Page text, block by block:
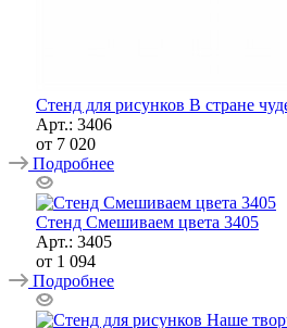
Стенд для рисунков В стране
Арт.: 3406
от 7 020
Подробнее
Стенд Смешиваем цвета 3405
Арт.: 3405
от 1 094
Подробнее